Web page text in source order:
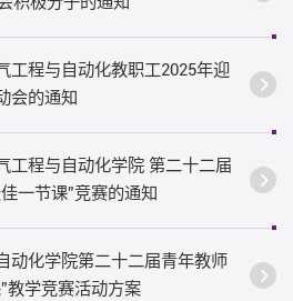
工程与自动化教职工2025年迎
会的通知
工程与自动化学院 第二十二届
一节课”竞赛的通知
动化学院第二十二届青年教师
教学竞赛活动方案